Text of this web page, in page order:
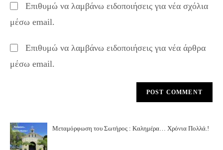
comment
URL
(optional)
Επιθυμώ να λαμβάνω ειδοποιήσεις για νέα σχόλια
μέσω email.
Επιθυμώ να λαμβάνω ειδοποιήσεις για νέα άρθρα
μέσω email.
Μεταμόρφωση του Σωτήρος : Καλημέρα… Χρόνια Πολλά.!